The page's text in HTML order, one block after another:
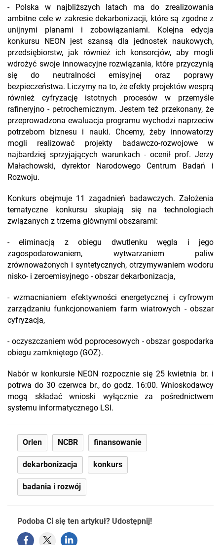
- Polska w najbliższych latach ma do zrealizowania
ambitne cele w zakresie dekarbonizacji, które są zgodne z
unijnymi planami i zobowiązaniami. Kolejna edycja
konkursu NEON jest szansą dla jednostek naukowych,
przedsiębiorstw, jak również ich konsorcjów, aby mogli
wdrożyć swoje innowacyjne rozwiązania, które przyczynią
się do neutralności emisyjnej oraz poprawy
bezpieczeństwa. Liczymy na to, że efekty projektów wesprą
również cyfryzację istotnych procesów w przemyśle
rafineryjno - petrochemicznym. Jestem też przekonany, że
przeprowadzona ewaluacja programu wychodzi naprzeciw
potrzebom biznesu i nauki. Chcemy, żeby innowatorzy
mogli realizować projekty badawczo-rozwojowe w
najbardziej sprzyjających warunkach - ocenił prof. Jerzy
Małachowski, dyrektor Narodowego Centrum Badań i
Rozwoju.
Konkurs obejmuje 11 zagadnień badawczych. Założenia
tematyczne konkursu skupiają się na technologiach
związanych z trzema głównymi obszarami:
- eliminacją z obiegu dwutlenku węgla i jego
zagospodarowaniem, wytwarzaniem paliw
zrównoważonych i syntetycznych, otrzymywaniem wodoru
nisko- i zeroemisyjnego - obszar dekarbonizacja,
- wzmacnianiem efektywności energetycznej i cyfrowym
zarządzaniu funkcjonowaniem farm wiatrowych - obszar
cyfryzacja,
- oczyszczaniem wód poprocesowych - obszar gospodarka
obiegu zamkniętego (GOZ).
Nabór w konkursie NEON rozpocznie się 25 kwietnia br. i
potrwa do 30 czerwca br., do godz. 16:00. Wnioskodawcy
mogą składać wnioski wyłącznie za pośrednictwem
systemu informatycznego LSI.
Orlen NCBR finansowanie
dekarbonizacja konkurs
badania i rozwój
Podoba Ci się ten artykuł? Udostępnij!